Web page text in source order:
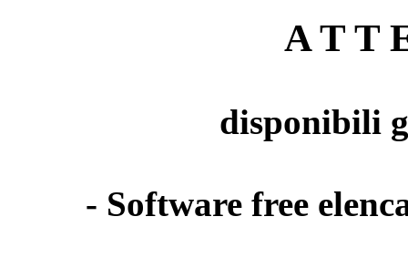
A T T
disponibili
- Software free